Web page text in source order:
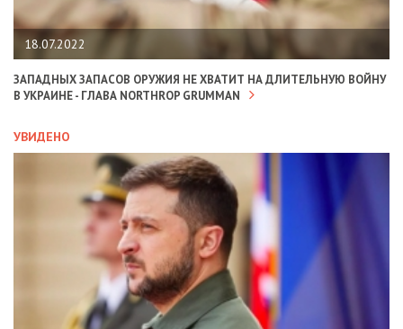
18.07.2022
ЗАПАДНЫХ ЗАПАСОВ ОРУЖИЯ НЕ ХВАТИТ НА ДЛИТЕЛЬНУЮ ВОЙНУ
В УКРАИНЕ - ГЛАВА NORTHROP GRUMMAN
УВИДЕНО